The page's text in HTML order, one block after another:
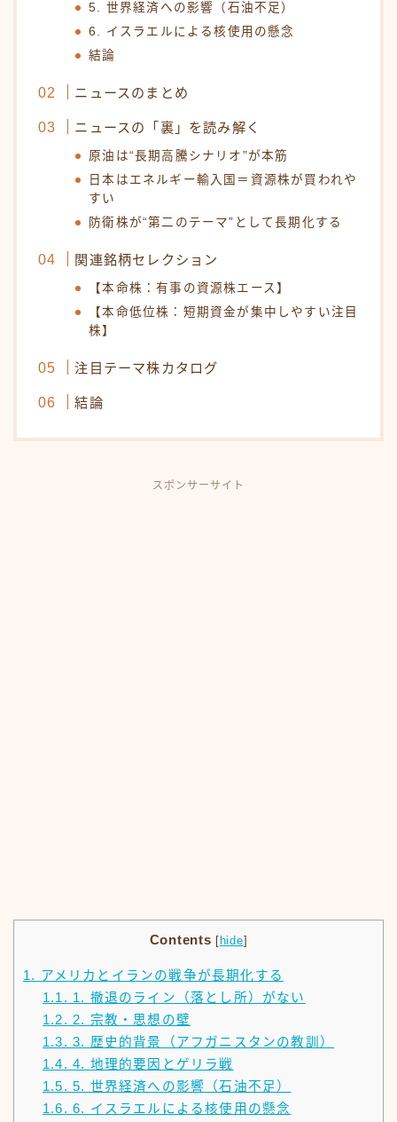
5. 世界経済への影響（石油不足）
6. イスラエルによる核使用の懸念
結論
ニュースのまとめ
ニュースの「裏」を読み解く
原油は“長期高騰シナリオ”が本筋
日本はエネルギー輸入国＝資源株が買われや
すい
防衛株が“第二のテーマ”として長期化する
関連銘柄セレクション
【本命株：有事の資源株エース】
【本命低位株：短期資金が集中しやすい注目
株】
注目テーマ株カタログ
結論
スポンサーサイト
Contents [ hide]
1. アメリカとイランの戦争が長期化する
1.1. 1. 撤退のライン（落とし所）がない
1.2. 2. 宗教・思想の壁
1.3. 3. 歴史的背景（アフガニスタンの教訓）
1.4. 4. 地理的要因とゲリラ戦
1.5. 5. 世界経済への影響（石油不足）
1.6. 6. イスラエルによる核使用の懸念